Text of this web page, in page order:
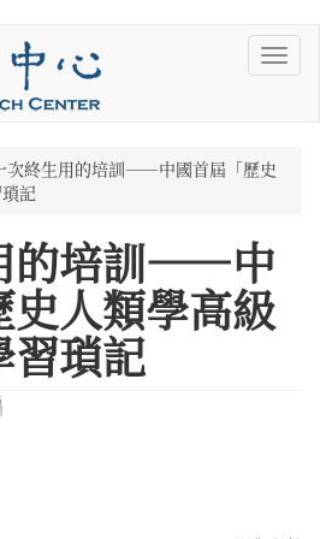
次終生用的培訓——中國首屆「歷史
記
的培訓——中
史人類學高級
習瑣記